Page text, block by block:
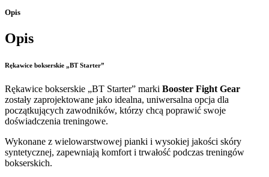
Opis
Opis
Rękawice bokserskie „BT Starter”
Rękawice bokserskie „BT Starter” marki Booster Fight Gear
zostały zaprojektowane jako idealna, uniwersalna opcja dla
początkujących zawodników, którzy chcą poprawić swoje
doświadczenia treningowe.
Wykonane z wielowarstwowej pianki i wysokiej jakości skóry
syntetycznej, zapewniają komfort i trwałość podczas treningów
bokserskich.